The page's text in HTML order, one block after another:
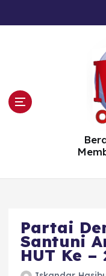
Partai
Santuni
HUT Ke –